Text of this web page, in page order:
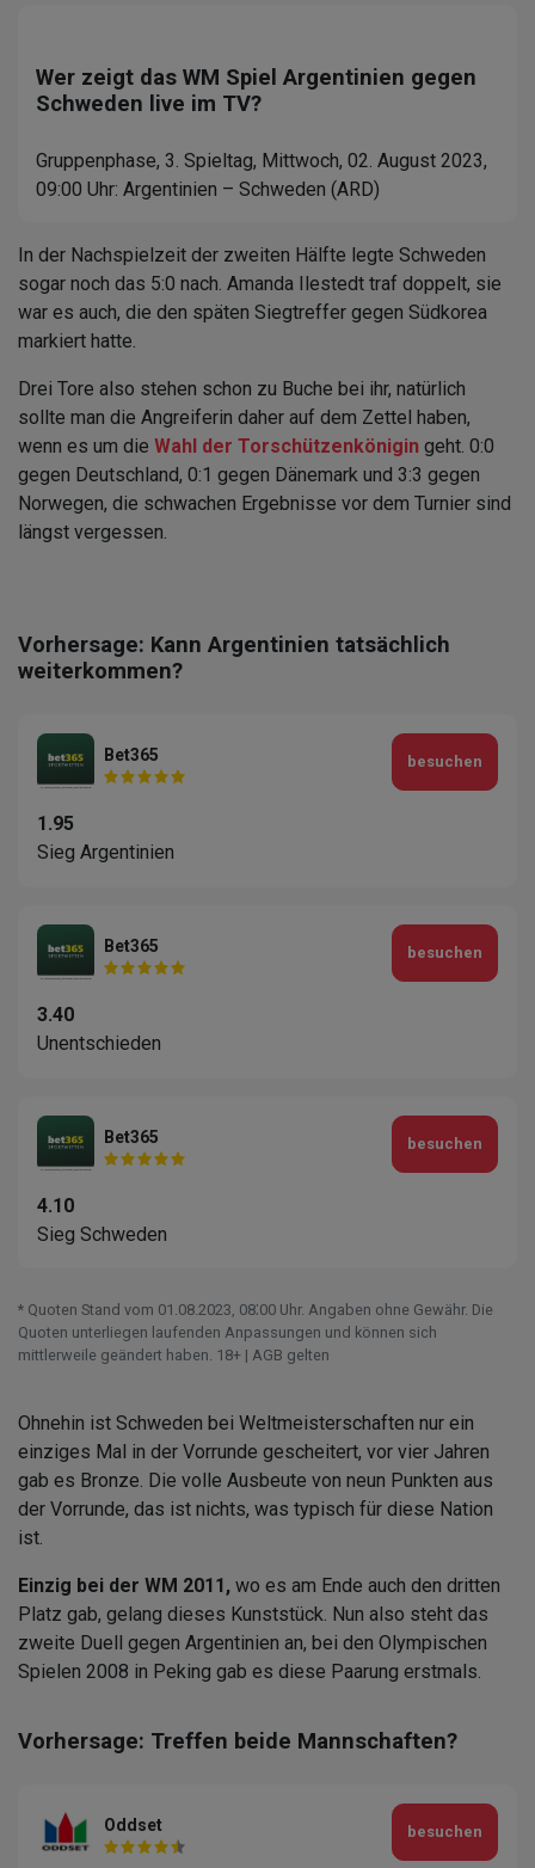
Wer zeigt das WM Spiel Argentinien gegen
Schweden live im TV?
Gruppenphase, 3. Spieltag, Mittwoch, 02. August 2023,
09:00 Uhr: Argentinien – Schweden (ARD)
In der Nachspielzeit der zweiten Hälfte legte Schweden
sogar noch das 5:0 nach. Amanda Ilestedt traf doppelt, sie
war es auch, die den späten Siegtreffer gegen Südkorea
markiert hatte.
Drei Tore also stehen schon zu Buche bei ihr, natürlich
sollte man die Angreiferin daher auf dem Zettel haben,
wenn es um die Wahl der Torschützenkönigin geht. 0:0
gegen Deutschland, 0:1 gegen Dänemark und 3:3 gegen
Norwegen, die schwachen Ergebnisse vor dem Turnier sind
längst vergessen.
Vorhersage: Kann Argentinien tatsächlich
weiterkommen?
Bet365
1.95
Sieg Argentinien
besuchen
Bet365
3.40
Unentschieden
besuchen
Bet365
4.10
Sieg Schweden
besuchen
* Quoten Stand vom 01.08.2023‚ 08⁚00 Uhr. Angaben ohne Gewähr. Die
Quoten unterliegen laufenden Anpassungen und können sich
mittlerweile geändert haben. 18+ | AGB gelten
Ohnehin ist Schweden bei Weltmeisterschaften nur ein
einziges Mal in der Vorrunde gescheitert, vor vier Jahren
gab es Bronze. Die volle Ausbeute von neun Punkten aus
der Vorrunde, das ist nichts, was typisch für diese Nation
ist.
Einzig bei der WM 2011, wo es am Ende auch den dritten
Platz gab, gelang dieses Kunststück. Nun also steht das
zweite Duell gegen Argentinien an, bei den Olympischen
Spielen 2008 in Peking gab es diese Paarung erstmals.
Vorhersage: Treffen beide Mannschaften?
Oddset besuchen